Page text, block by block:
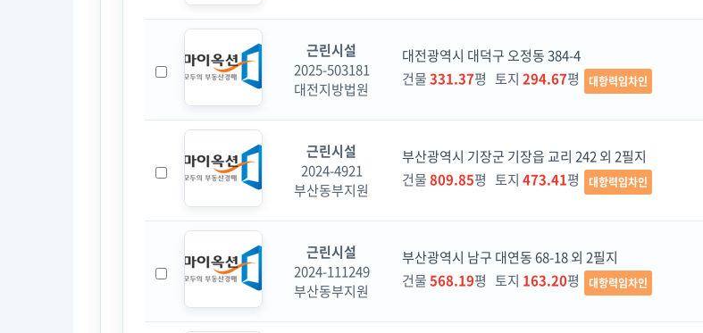
근린시설
2025-503181
대전지방법원
대전광역시 대덕구 오정동 384-4
건물331.37평 토지 294.67평 대항력임차인
근린시설
2024-4921
부산동부지원
부산광역시 기장군 기장읍 교리 242 외 2필지
건물809.85평 토지 473.41평 대항력임차인
근린시설
2024-111249
부산동부지원
부산광역시 남구 대연동 68-18 외 2필지
건물568.19평 토지 163.20평 대항력임차인